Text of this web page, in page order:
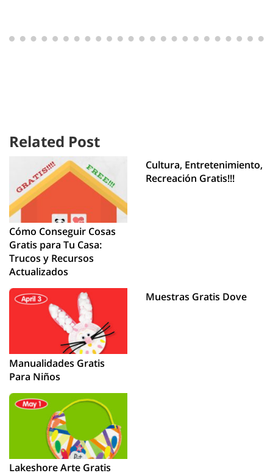
Related Post
Cómo Conseguir Cosas
Gratis para Tu Casa:
Trucos y Recursos
Actualizados
Cultura, Entretenimiento,
Recreación Gratis!!!
Manualidades Gratis
Para Niños
Muestras Gratis Dove
Lakeshore Arte Gratis